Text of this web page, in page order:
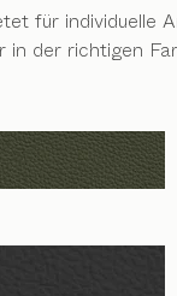
für individuelle
in der richtigen